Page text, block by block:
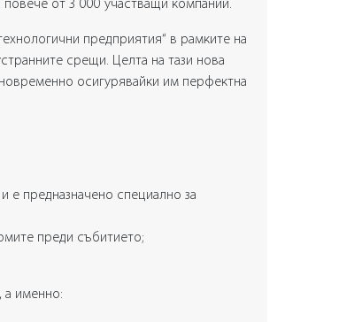
от 3 000 участващи компании.
предприятия“ в рамките на
срещи. Целта на тази нова
осигурявайки им перфектна
е предназначено специално за
преди събитието;
, а именно: